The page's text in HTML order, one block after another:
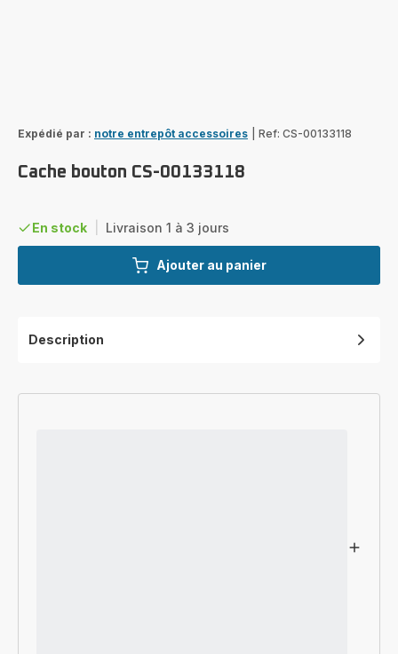
Expédié par : notre entrepôt accessoires Ref: CS-00133118
Cache bouton CS-00133118
En stock Livraison 1 à 3 jours
Ajouter au panier
Description